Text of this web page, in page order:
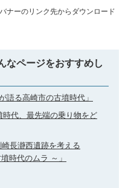
ナーのリンク先からダウンロード
なページをおすすめし
語る高崎市の古墳時代」
代、最先端の乗り物をど
長瀞西遺跡を考える
時代のムラ ～」